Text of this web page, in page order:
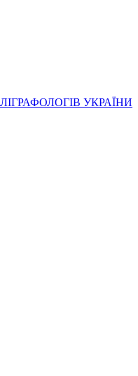
УКРАЇНИ